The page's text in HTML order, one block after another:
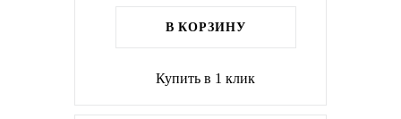
В КОРЗИНУ
Купить в 1 клик